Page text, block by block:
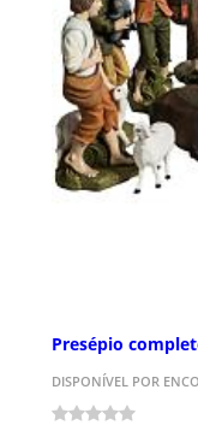
Presépio
DISPONÍVEL POR